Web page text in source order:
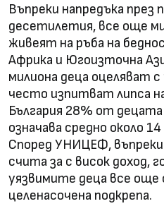
Въпреки напредъка през
десетилетия, все още
живеят на ръба на
Африка и Югоизточна
милиона деца оцеляват с
често изпитват липса
България 28% от
означава средно около
Според УНИЦЕФ,
счита за с висок доход,
уязвимите деца все
целенасочена подкрепа.